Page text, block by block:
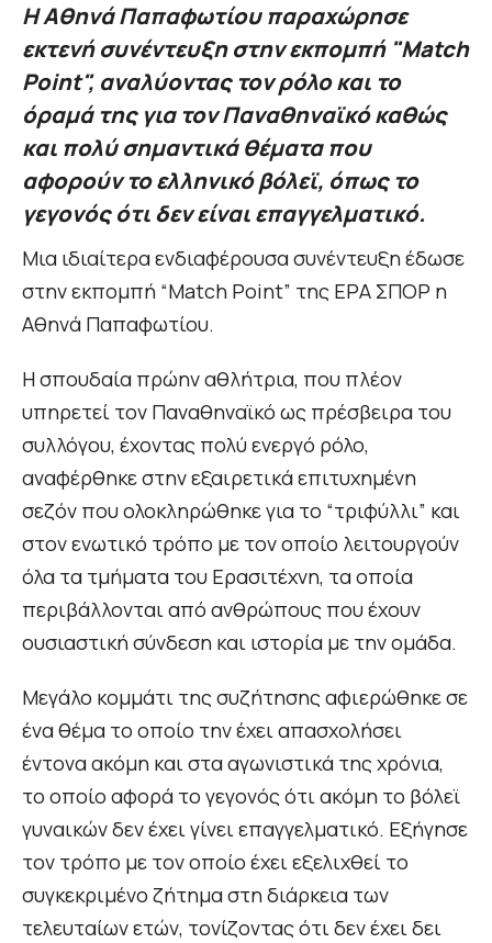
Η Αθηνά Παπαφωτίου παραχώρησε
εκτενή συνέντευξη στην εκπομπή "Match
Point", αναλύοντας τον ρόλο και το
όραμά της για τον Παναθηναϊκό καθώς
και πολύ σημαντικά θέματα που
αφορούν το ελληνικό βόλεϊ, όπως το
γεγονός ότι δεν είναι επαγγελματικό.
Μια ιδιαίτερα ενδιαφέρουσα συνέντευξη έδωσε
στην εκπομπή “Match Point” της ΕΡΑ ΣΠΟΡ η
Αθηνά Παπαφωτίου.
Η σπουδαία πρώην αθλήτρια, που πλέον
υπηρετεί τον Παναθηναϊκό ως πρέσβειρα του
συλλόγου, έχοντας πολύ ενεργό ρόλο,
αναφέρθηκε στην εξαιρετικά επιτυχημένη
σεζόν που ολοκληρώθηκε για το “τριφύλλι” και
στον ενωτικό τρόπο με τον οποίο λειτουργούν
όλα τα τμήματα του Ερασιτέχνη, τα οποία
περιβάλλονται από ανθρώπους που έχουν
ουσιαστική σύνδεση και ιστορία με την ομάδα.
Μεγάλο κομμάτι της συζήτησης αφιερώθηκε σε
ένα θέμα το οποίο την έχει απασχολήσει
έντονα ακόμη και στα αγωνιστικά της χρόνια,
το οποίο αφορά το γεγονός ότι ακόμη το βόλεϊ
γυναικών δεν έχει γίνει επαγγελματικό. Εξήγησε
τον τρόπο με τον οποίο έχει εξελιχθεί το
συγκεκριμένο ζήτημα στη διάρκεια των
τελευταίων ετών, τονίζοντας ότι δεν έχει δει